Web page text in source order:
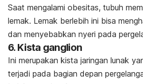
Saat mengalami obesitas, tubuh
lemak. Lemak berlebih ini bisa
dan menyebabkan nyeri pada
6. Kista ganglion
Ini merupakan kista jaringan lunak
terjadi pada bagian depan